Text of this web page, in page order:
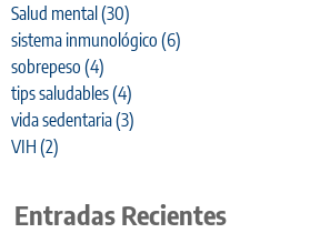
Salud mental (30)
sistema inmunológico (6)
sobrepeso (4)
tips saludables(4)
vida sedentaria(3)
VIH (2)
Entradas Recientes